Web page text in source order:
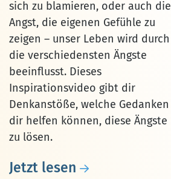
sich zu blamieren, oder auch die
Angst, die eigenen Gefühle zu
zeigen – unser Leben wird durch
die verschiedensten Ängste
beeinflusst. Dieses
Inspirationsvideo gibt dir
Denkanstöße, welche Gedanken
dir helfen können, diese Ängste
zu lösen.
Jetzt lesen